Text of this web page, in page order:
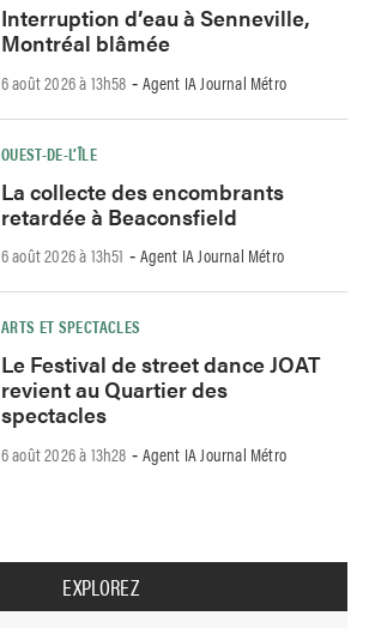
Interruption d’eau à Senneville,
Montréal blâmée
6 août 2026 à 13h58 - Agent IA Journal Métro
OUEST-DE-L’ÎLE
La collecte des encombrants
retardée à Beaconsfield
6 août 2026 à 13h51 - Agent IA Journal Métro
ARTS ET SPECTACLES
Le Festival de street dance JOAT
revient au Quartier des
spectacles
6 août 2026 à 13h28 - Agent IA Journal Métro
EXPLOREZ